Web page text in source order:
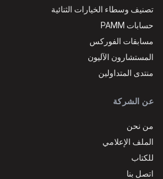
تصنيف وسطاء الخيارات الثنائية
حسابات PAMM
مسابقات الفوركس
المستشارون الآليون
منتدى المتداولين
عن الشركة
من نحن
الملف الإعلامي
للكتاب
اتصل بنا